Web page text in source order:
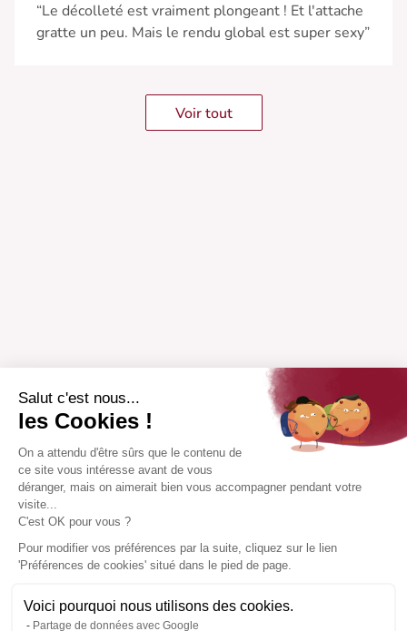
Salut c'est nous...
les Cookies !
On a attendu d'être sûrs que le contenu de
ce site vous intéresse avant de vous
déranger, mais on aimerait bien vous accompagner pendant votre
visite...
C'est OK pour vous ?
Pour modifier vos préférences par la suite, cliquez sur le lien
'Préférences de cookies' situé dans le pied de page.
Voici pourquoi nous utilisons des cookies.
Partage de données avec Google
“Le décolleté est vraiment plongeant ! Et l'attache
gratte un peu. Mais le rendu global est super sexy”
Voir tout